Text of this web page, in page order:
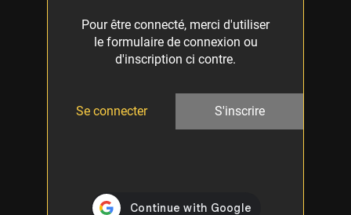
Pour être connecté, merci d'utiliser
le formulaire de connexion ou
d'inscription ci contre.
Se connecter S'inscrire